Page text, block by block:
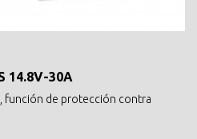
14.8V-30A
función de protección contra